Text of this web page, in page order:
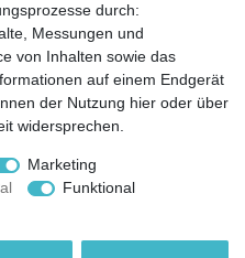
Materialien und
gelesen habe. Sie
Rechte vorbehalten.
durch:
Messungen und
von Inhalten sowie das
auf einem Endgerät
der Nutzung hier oder über
widersprechen.
Marketing
Funktional